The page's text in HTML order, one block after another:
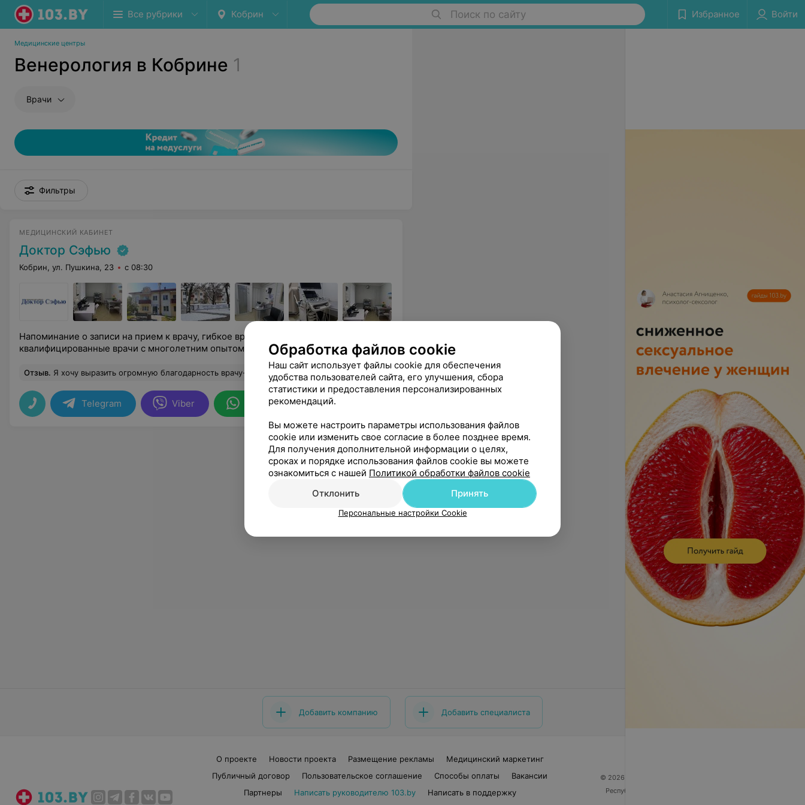
Все рубрики Кобрин Поиск по сайту Избранное Войти
Медицинские центры
Венерология в Кобрине 1
Врачи
Фильтры
МЕДИЦИНСКИЙ КАБИНЕТ
Доктор Сэфью
Кобрин, ул. Пушкина, 23 с 08:30
Напоминание о записи на прием к врачу, гибкое время для записи,
квалифицированные врачи с многолетним опытом работы.
Отзыв. Я хочу выразить огромную благодарность врачу-гинекологу Татьяне Петровне. Татьяна Петровна, Вы самый лучший женский врач. Вы — талантливый, опытный, высококвалифицированный специалист, мудрый, понимающий, искренний человек. Самое главное в лечении — поставить правильный диагноз и лечить грамотно, успешно вылечить пациента. И ещё доверие пациента к доктору. Именно Вам, Татьяна Петровна, не страшно доверить свое здоровье. Вы всегда умеете успокоить, поддержать, подбодрить. Спасибо Вам от души! Также спасибо девушкам-администраторам Татьяне и Марине за внимательное отношение к пациентам, за быструю и качественную работу. Еще
Telegram Viber WhatsApp
Добавить компанию Добавить специалиста
О проекте Новости проекта Размещение рекламы
Медицинский маркетинг
Публичный договор
Пользовательское соглашение Способы оплаты
Вакансии
Партнеры
Написать руководителю 103.by
Написать в поддержку
© 2026 ООО «Артокс Лаб», УНП 191700409
Республика Беларусь, г. Минск, улица Толбухина, 2,
Обработка файлов cookie
Наш сайт использует файлы cookie для обеспечения
удобства пользователей сайта, его улучшения, сбора
статистики и предоставления персонализированных
рекомендаций.
Вы можете настроить параметры использования файлов
cookie или изменить свое согласие в более позднее время.
Для получения дополнительной информации о целях,
сроках и порядке использования файлов cookie вы можете
ознакомиться с нашей Политикой обработки файлов cookie
Отклонить
Принять
Персональные настройки Cookie